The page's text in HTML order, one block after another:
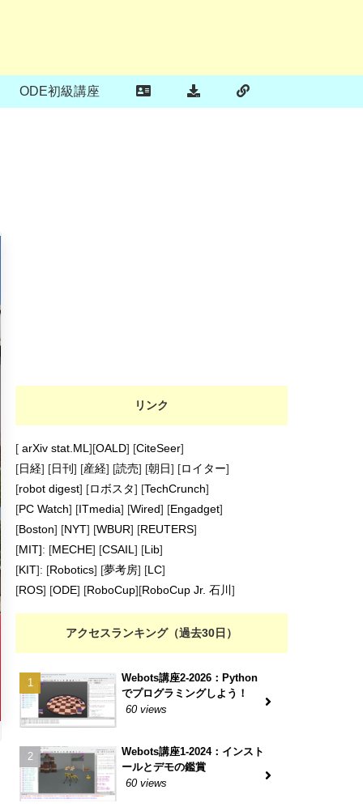
ODE初級講座
リンク
[ arXiv stat.ML ][OALD] [CiteSeer]
[日経] [日刊 ] [産経] [読売] [朝日] [ロイター]
[robot digest] [ロボスタ] [TechCrunch]
[PC Watch] [ITmedia] [Wired] [Engadget]
[Boston] [NYT] [WBUR] [REUTERS]
[MIT]: [MECHE] [CSAIL ] [Lib]
[KIT]: [Robotics] [夢考房] [LC]
[ROS] [ODE] [RoboCup][RoboCup Jr. 石川 ]
アクセスランキング（過去30日）
Webots講座2-2026：Python
でプログラミングしよう！
60 views
Webots講座1-2024：インスト
ールとデモの鑑賞
60 views